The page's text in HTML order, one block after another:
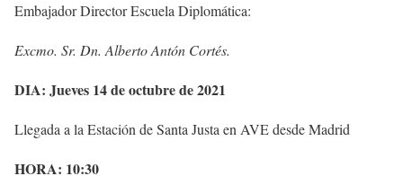
Embajador Director Escuela Diplomática:
Excmo. Sr. Dn. Alberto Antón Cortés.
DIA: Jueves 14 de octubre de 2021
Llegada a la Estación de Santa Justa en AVE desde Madrid
HORA: 10:30